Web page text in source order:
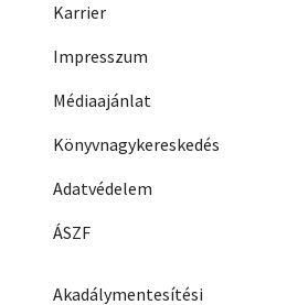
Karrier
Impresszum
Médiaajánlat
Könyvnagykereskedés
Adatvédelem
ÁSZF
Akadálymentesítési